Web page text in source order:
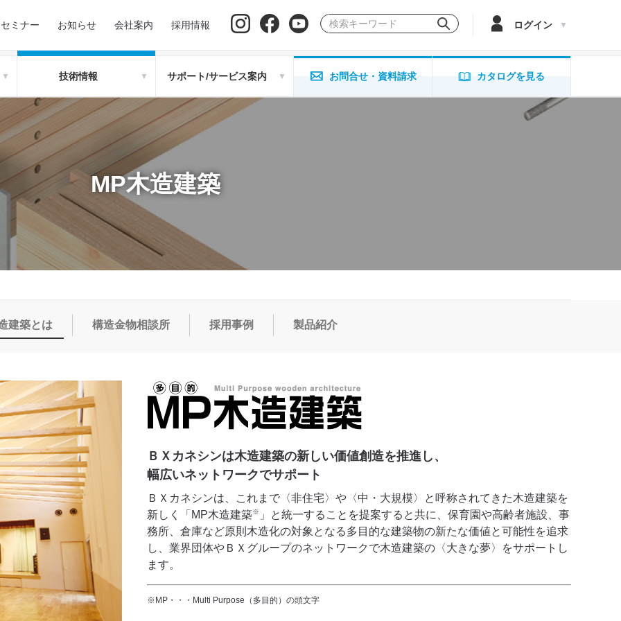
セミナー お知らせ 会社案内 採用情報 ログイン
技術情報 サポート/サービス案内 お問合せ・資料請求 カタログを見る
MP木造建築
建築とは 構造金物相談所 採用事例 製品紹介
ＢＸカネシンは木造建築の新しい価値創造を推進し、
幅広いネットワークでサポート
ＢＸカネシンは、これまで〈非住宅〉や〈中・大規模〉と呼称されてきた木造建築を
新しく「MP木造建築※
」と統一することを提案すると共に、保育園や高齢者施設、事
務所、倉庫など原則木造化の対象となる多目的な建築物の新たな価値と可能性を追求
し、業界団体やＢＸグループのネットワークで木造建築の〈大きな夢〉をサポートし
ます。
※MP・・・Multi Purpose（多目的）の頭文字